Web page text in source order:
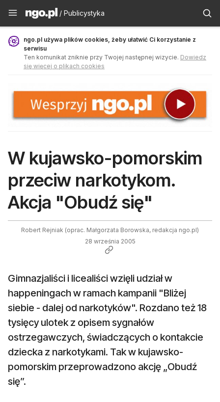
Publicystyka - ngo.pl
/ Publicystyka
ngo.pl używa plików cookies, żeby ułatwić Ci korzystanie z
serwisu
Ten komunikat zniknie przy Twojej następnej wizycie. Dowiedz
się więcej o plikach cookies
W kujawsko-pomorskim
przeciw narkotykom.
Akcja "Obudź się"
Robert Rejniak (oprac. Małgorzata Borowska, redakcja ngo.pl)
28 września 2005
Gimnazjaliści i licealiści wzięli udział w
happeningach w ramach kampanii "Bliżej
siebie - dalej od narkotyków". Rozdano też 18
tysięcy ulotek z opisem sygnałów
ostrzegawczych, świadczących o kontakcie
dziecka z narkotykami. Tak w kujawsko-
pomorskim przeprowadzono akcję „Obudź
się”.